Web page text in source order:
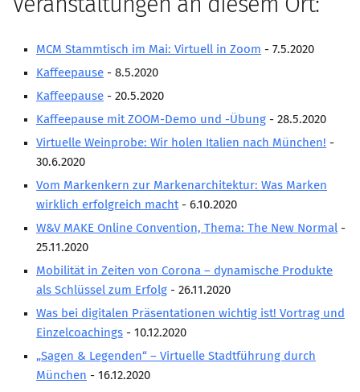
Marketing Pioniere
MarketingFrauen
Partnerschaften
Bundesverband Marketing Clubs
MARKETING PIONIERE
Marketing Pioniere im BVMC
CLUB-KOMMUNIKATION
Newsletter
MCM Club TV
MITGLIEDSCHAFT
Veranstaltungen an diesem Ort:
MCM Stammtisch im Mai: Virtuell in Zoom - 7.5.2020
Kaffeepause - 8.5.2020
Kaffeepause - 20.5.2020
Kaffeepause mit ZOOM-Demo und -Übung - 28.5.2020
Virtuelle Weinprobe: Wir holen Italien nach München! -
30.6.2020
Vom Markenkern zur Markenarchitektur: Was Marken
wirklich erfolgreich macht- 6.10.2020
W&V MAKE Online Convention, Thema: The New Normal -
25.11.2020
Mobilität in Zeiten von Corona – dynamische Produkte
als Schlüssel zum Erfolg - 26.11.2020
Was bei digitalen Präsentationen wichtig ist! Vortrag und
Einzelcoachings - 10.12.2020
„Sagen & Legenden“ – Virtuelle Stadtführung durch
München - 16.12.2020